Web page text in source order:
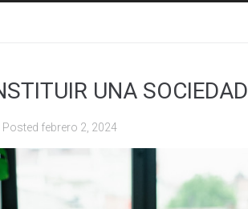
UNA SOCIEDAD
Posted febrero 2, 2024